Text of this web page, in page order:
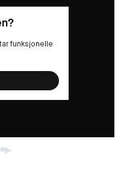
funksjonelle